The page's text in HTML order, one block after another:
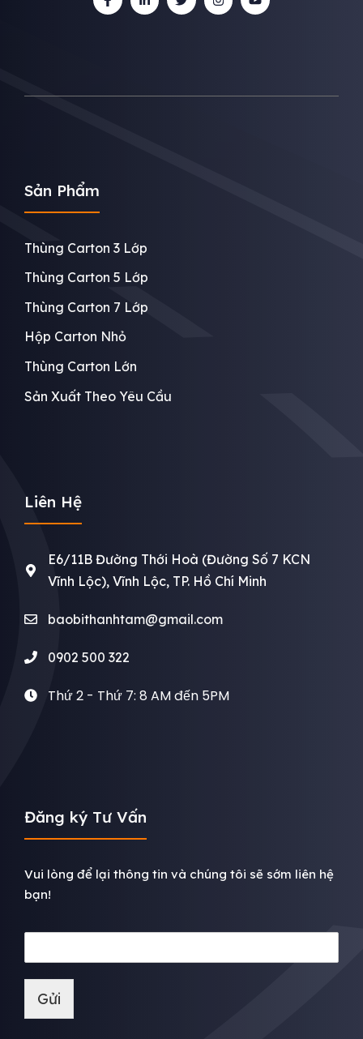
Sản Phẩm
Thùng Carton 3 Lớp
Thùng Carton 5 Lớp
Thùng Carton 7 Lớp
Hộp Carton Nhỏ
Thùng Carton Lớn
Sản Xuất Theo Yêu Cầu
Liên Hệ
E6/11B Đường Thới Hoà (Đường Số 7 KCN
Vĩnh Lộc), Vĩnh Lộc, TP. Hồ Chí Minh
baobithanhtam@gmail.com
0902 500 322
Thứ 2 - Thứ 7: 8 AM đến 5PM
Đăng ký Tư Vấn
Vui lòng để lại thông tin và chúng tôi sẽ sớm liên hệ
bạn!
Gửi